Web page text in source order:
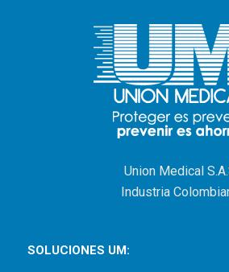
Union Medical
Industria
SOLUCIONES UM: